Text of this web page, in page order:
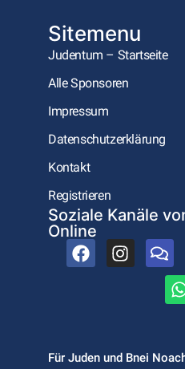
Sitemenu
Judentum – Startseite
Alle Sponsoren
Impressum
Datenschutzerklärung
Kontakt
Registrieren
Soziale Kanäle
Online
Für Juden und Bnei